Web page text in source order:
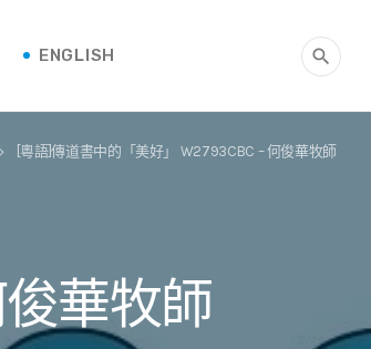
ENGLISH search
keyboard_arrow_right [粵語]傳道書中的「美好」 W2793CBC – 何俊華牧師
華牧師